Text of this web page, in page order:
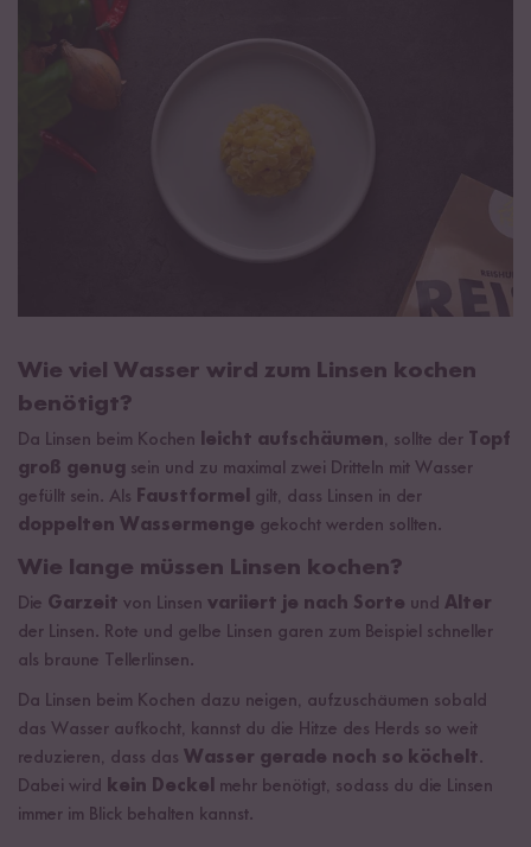
Wie viel Wasser wird zum Linsen kochen
benötigt?
Da Linsen beim Kochen leicht aufschäumen, sollte der Topf
groß genug sein und zu maximal zwei Dritteln mit Wasser
gefüllt sein. Als Faustformel gilt, dass Linsen in der
doppelten Wassermenge gekocht werden sollten.
Wie lange müssen Linsen kochen?
Die Garzeit von Linsen variiert je nach Sorte und Alter
der Linsen. Rote und gelbe Linsen garen zum Beispiel schneller
als braune Tellerlinsen.
Da Linsen beim Kochen dazu neigen, aufzuschäumen sobald
das Wasser aufkocht, kannst du die Hitze des Herds so weit
reduzieren, dass das Wasser gerade noch so köchelt.
Dabei wird kein Deckel mehr benötigt, sodass du die Linsen
immer im Blick behalten kannst.